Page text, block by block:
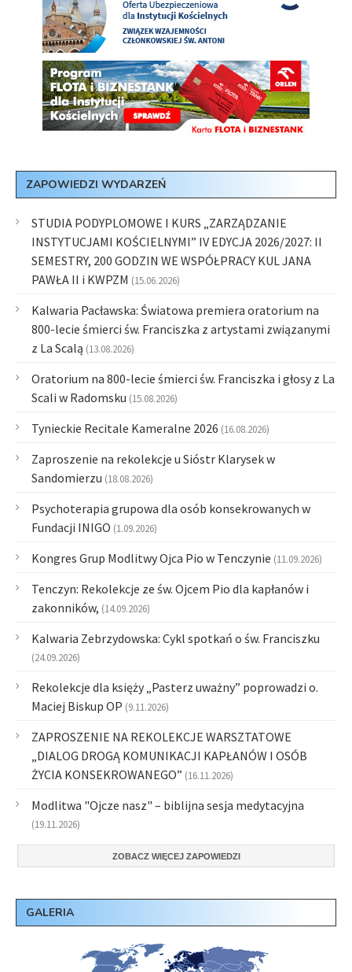
ZAPOWIEDZI WYDARZEŃ
STUDIA PODYPLOMOWE I KURS „ZARZĄDZANIE
INSTYTUCJAMI KOŚCIELNYMI” IV EDYCJA 2026/2027: II
SEMESTRY, 200 GODZIN WE WSPÓŁPRACY KUL JANA
PAWŁA II i KWPZM (15.06.2026)
Kalwaria Pacławska: Światowa premiera oratorium na
800-lecie śmierci św. Franciszka z artystami związanymi
z La Scalą (13.08.2026)
Oratorium na 800-lecie śmierci św. Franciszka i głosy z La
Scali w Radomsku (15.08.2026)
Tynieckie Recitale Kameralne 2026 (16.08.2026)
Zaproszenie na rekolekcje u Sióstr Klarysek w
Sandomierzu (18.08.2026)
Psychoterapia grupowa dla osób konsekrowanych w
Fundacji INIGO (1.09.2026)
Kongres Grup Modlitwy Ojca Pio w Tenczynie (11.09.2026)
Tenczyn: Rekolekcje ze św. Ojcem Pio dla kapłanów i
zakonników, (14.09.2026)
Kalwaria Zebrzydowska: Cykl spotkań o św. Franciszku
(24.09.2026)
Rekolekcje dla księży „Pasterz uważny” poprowadzi o.
Maciej Biskup OP (9.11.2026)
ZAPROSZENIE NA REKOLEKCJE WARSZTATOWE
„DIALOG DROGĄ KOMUNIKACJI KAPŁANÓW I OSÓB
ŻYCIA KONSEKROWANEGO” (16.11.2026)
Modlitwa "Ojcze nasz" – biblijna sesja medytacyjna
(19.11.2026)
ZOBACZ WIĘCEJ ZAPOWIEDZI
GALERIA